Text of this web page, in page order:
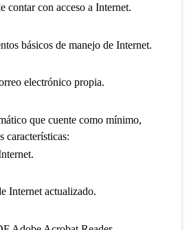
contar con acceso a Internet.
básicos de manejo de Internet.
electrónico propia.
que cuente como mínimo,
características:
Internet actualizado.